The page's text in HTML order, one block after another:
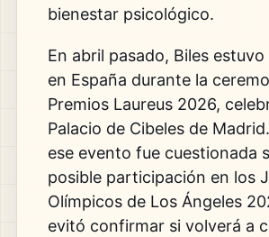
bienestar psicológico.
En abril pasado, Biles
en España durante la
Premios Laureus 2026,
Palacio de Cibeles de
ese evento fue cuestionada
posible participación en los
Olímpicos de Los Ángeles
evitó confirmar si volverá a